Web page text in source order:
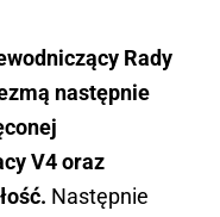
Rady
następnie
V4 oraz
Następnie